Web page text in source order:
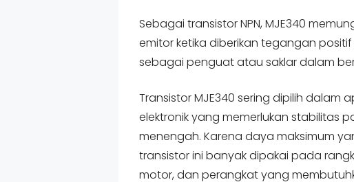
Sebagai transistor NPN, MJE340
emitor ketika diberikan tegangan
sebagai penguat atau saklar dalam
Transistor MJE340 sering dipilih dalam
elektronik yang memerlukan stabilitas
menengah. Karena daya maksimum
transistor ini banyak dipakai pada
motor, dan perangkat yang